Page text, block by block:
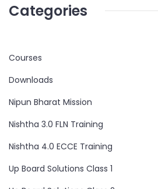
Categories
Courses
Downloads
Nipun Bharat Mission
Nishtha 3.0 FLN Training
Nishtha 4.0 ECCE Training
Up Board Solutions Class 1